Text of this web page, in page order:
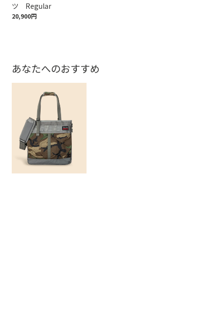
ツ Regular
20,900円
あなたへのおすすめ